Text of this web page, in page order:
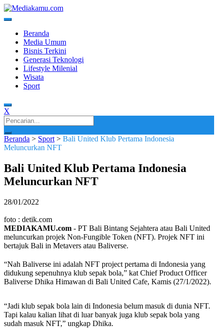
Skip
to
MEDIAKAMU.com
Media Terkini untuk Generasi Milenial!
Beranda
Media Umum
Bisnis Terkini
Generasi Teknologi
Lifestyle Milenial
Wisata
Sport
X
Search
for:
Beranda > Sport > Bali United Klub Pertama Indonesia
Meluncurkan NFT
Bali United Klub Pertama Indonesia
Meluncurkan NFT
28/01/2022
foto : detik.com
MEDIAKAMU.com - PT Bali Bintang Sejahtera atau Bali United
meluncurkan projek Non-Fungible Token (NFT). Projek NFT ini
bertajuk Bali in Metavers atau Baliverse.
“Nah Baliverse ini adalah NFT project pertama di Indonesia yang
didukung sepenuhnya klub sepak bola,” kat Chief Product Officer
Baliverse Dhika Himawan di Bali United Cafe, Kamis (27/1/2022).
“Jadi klub sepak bola lain di Indonesia belum masuk di dunia NFT.
Tapi kalau kalian lihat di luar banyak juga klub sepak bola yang
sudah masuk NFT,” ungkap Dhika.